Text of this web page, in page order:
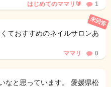
はじめてのママリ🔰 1
ておすすめのネイルサロンあ
未回答
ママリ 0
なと思っています。 愛媛県松